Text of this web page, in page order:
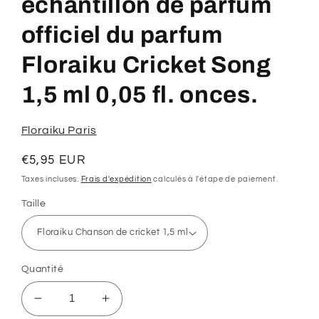
1
dans
fenêtre
échantillon de parfum
officiel du parfum
Floraiku Cricket Song
1,5 ml 0,05 fl. onces.
Floraiku Paris
Prix
habituel
€5,95 EUR
Taxes incluses. Frais d'expédition calculés à l'étape de paiement.
Taille
Quantité
Réduire
Augmenter